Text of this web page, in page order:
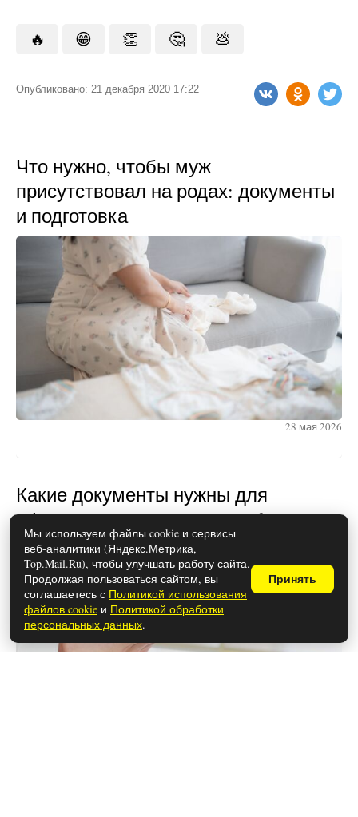
🔥 😁 👏 🤔 💩
Опубликовано: 21 декабря 2020 17:22
Что нужно, чтобы муж
присутствовал на родах: документы
и подготовка
28 мая 2026
Какие документы нужны для
оформления развода в 2026 году
Мы используем файлы cookie и сервисы
веб-аналитики (Яндекс.Метрика,
Top.Mail.Ru), чтобы улучшать работу сайта.
Продолжая пользоваться сайтом, вы
соглашаетесь с Политикой использования
файлов cookie и Политикой обработки
персональных данных.
Принять